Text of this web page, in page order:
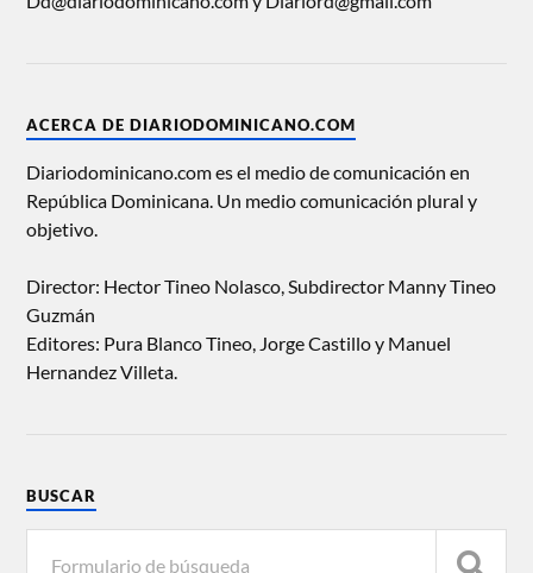
ACERCA DE DIARIODOMINICANO.COM
Diariodominicano.com es el medio de comunicación en
República Dominicana. Un medio comunicación plural y
objetivo.
Director: Hector Tineo Nolasco, Subdirector Manny Tineo
Guzmán
Editores: Pura Blanco Tineo, Jorge Castillo y Manuel
Hernandez Villeta.
BUSCAR